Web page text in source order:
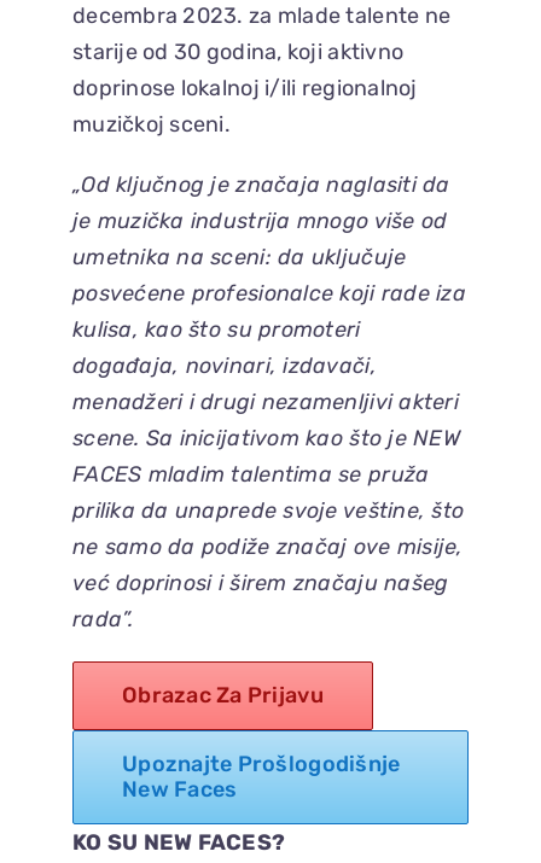
decembra 2023. za mlade talente ne
starije od 30 godina, koji aktivno
doprinose lokalnoj i/ili regionalnoj
muzičkoj sceni.
„Od ključnog je značaja naglasiti da
je muzička industrija mnogo više od
umetnika na sceni: da uključuje
posvećene profesionalce koji rade iza
kulisa, kao što su promoteri
događaja, novinari, izdavači,
menadžeri i drugi nezamenljivi akteri
scene. Sa inicijativom kao što je NEW
FACES mladim talentima se pruža
prilika da unaprede svoje veštine, što
ne samo da podiže značaj ove misije,
već doprinosi i širem značaju našeg
rada”.
Obrazac Za Prijavu
Upoznajte Prošlogodišnje
New Faces
KO SU NEW FACES?